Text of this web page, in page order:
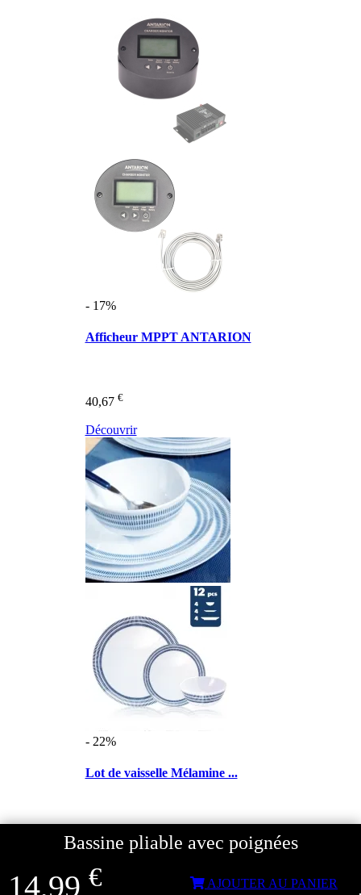
- 17%
Afficheur MPPT ANTARION
40,67 €
Découvrir
- 22%
Lot de vaisselle Mélamine ...
27,39
Découvrir
Bassine pliable avec poignées
14,99 € AJOUTER AU PANIER